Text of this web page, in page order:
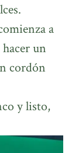
a
un
cordón
y listo,